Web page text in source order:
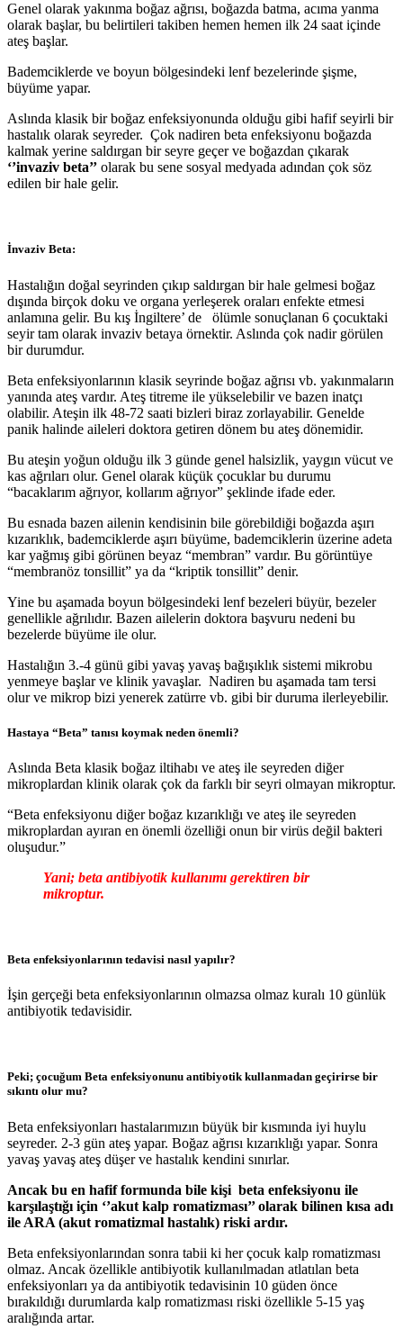
Genel olarak yakınma boğaz ağrısı, boğazda batma, acıma yanma
olarak başlar, bu belirtileri takiben hemen hemen ilk 24 saat içinde
ateş başlar.
Bademciklerde ve boyun bölgesindeki lenf bezelerinde şişme,
büyüme yapar.
Aslında klasik bir boğaz enfeksiyonunda olduğu gibi hafif seyirli bir
hastalık olarak seyreder. Çok nadiren beta enfeksiyonu boğazda
kalmak yerine saldırgan bir seyre geçer ve boğazdan çıkarak
‘’invaziv beta’’ olarak bu sene sosyal medyada adından çok söz
edilen bir hale gelir.
İnvaziv Beta:
Hastalığın doğal seyrinden çıkıp saldırgan bir hale gelmesi boğaz
dışında birçok doku ve organa yerleşerek oraları enfekte etmesi
anlamına gelir. Bu kış İngiltere’ de ölümle sonuçlanan 6 çocuktaki
seyir tam olarak invaziv betaya örnektir. Aslında çok nadir görülen
bir durumdur.
Beta enfeksiyonlarının klasik seyrinde boğaz ağrısı vb. yakınmaların
yanında ateş vardır. Ateş titreme ile yükselebilir ve bazen inatçı
olabilir. Ateşin ilk 48-72 saati bizleri biraz zorlayabilir. Genelde
panik halinde aileleri doktora getiren dönem bu ateş dönemidir.
Bu ateşin yoğun olduğu ilk 3 günde genel halsizlik, yaygın vücut ve
kas ağrıları olur. Genel olarak küçük çocuklar bu durumu
“bacaklarım ağrıyor, kollarım ağrıyor” şeklinde ifade eder.
Bu esnada bazen ailenin kendisinin bile görebildiği boğazda aşırı
kızarıklık, bademciklerde aşırı büyüme, bademciklerin üzerine adeta
kar yağmış gibi görünen beyaz “membran” vardır. Bu görüntüye
“membranöz tonsillit” ya da “kriptik tonsillit” denir.
Yine bu aşamada boyun bölgesindeki lenf bezeleri büyür, bezeler
genellikle ağrılıdır. Bazen ailelerin doktora başvuru nedeni bu
bezelerde büyüme ile olur.
Hastalığın 3.-4 günü gibi yavaş yavaş bağışıklık sistemi mikrobu
yenmeye başlar ve klinik yavaşlar. Nadiren bu aşamada tam tersi
olur ve mikrop bizi yenerek zatürre vb. gibi bir duruma ilerleyebilir.
Hastaya “Beta” tanısı koymak neden önemli?
Aslında Beta klasik boğaz iltihabı ve ateş ile seyreden diğer
mikroplardan klinik olarak çok da farklı bir seyri olmayan mikroptur.
“Beta enfeksiyonu diğer boğaz kızarıklığı ve ateş ile seyreden
mikroplardan ayıran en önemli özelliği onun bir virüs değil bakteri
oluşudur.”
Yani; beta antibiyotik kullanımı gerektiren bir
mikroptur.
Beta enfeksiyonlarının tedavisi nasıl yapılır?
İşin gerçeği beta enfeksiyonlarının olmazsa olmaz kuralı 10 günlük
antibiyotik tedavisidir.
Peki; çocuğum Beta enfeksiyonunu antibiyotik kullanmadan geçirirse bir
sıkıntı olur mu?
Beta enfeksiyonları hastalarımızın büyük bir kısmında iyi huylu
seyreder. 2-3 gün ateş yapar. Boğaz ağrısı kızarıklığı yapar. Sonra
yavaş yavaş ateş düşer ve hastalık kendini sınırlar.
Ancak bu en hafif formunda bile kişi beta enfeksiyonu ile
karşılaştığı için ‘’akut kalp romatizması’’ olarak bilinen kısa adı
ile ARA (akut romatizmal hastalık) riski ardır.
Beta enfeksiyonlarından sonra tabii ki her çocuk kalp romatizması
olmaz. Ancak özellikle antibiyotik kullanılmadan atlatılan beta
enfeksiyonları ya da antibiyotik tedavisinin 10 güden önce
bırakıldığı durumlarda kalp romatizması riski özellikle 5-15 yaş
aralığında artar.